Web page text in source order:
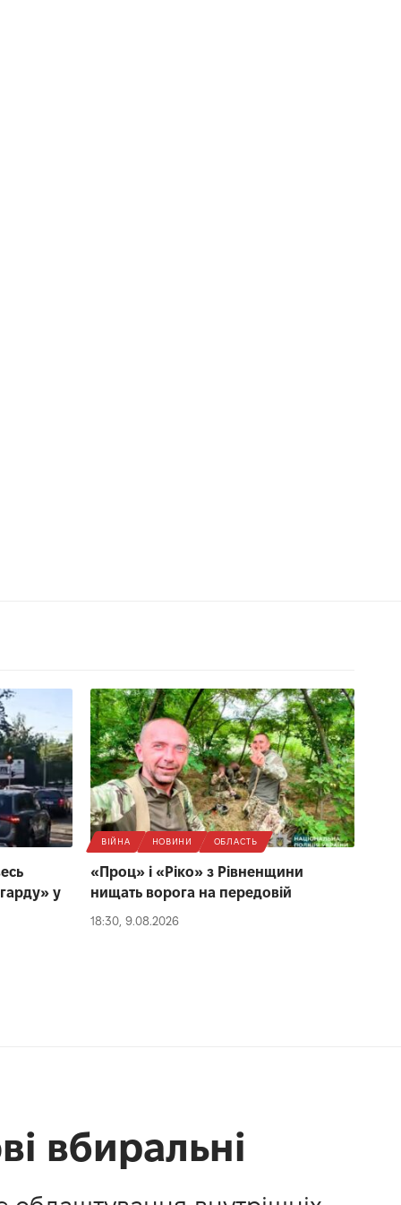
у
ВІЙНА НОВИНИ ОБЛАСТЬ
«Проц» і «Ріко» з Рівненщини
нищать ворога на передовій
18:30, 9.08.2026
вбиральні